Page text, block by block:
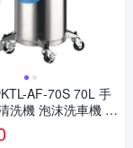
AF-70S 70L 手
洗機 泡沫洗車機 特